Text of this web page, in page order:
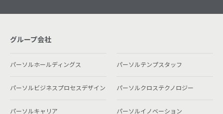
グループ会社
パーソルホールディングス パーソルテンプスタッフ
パーソルビジネスプロセスデザイン パーソルクロステクノロジー
パーソルキャリア パーソルイノベーション